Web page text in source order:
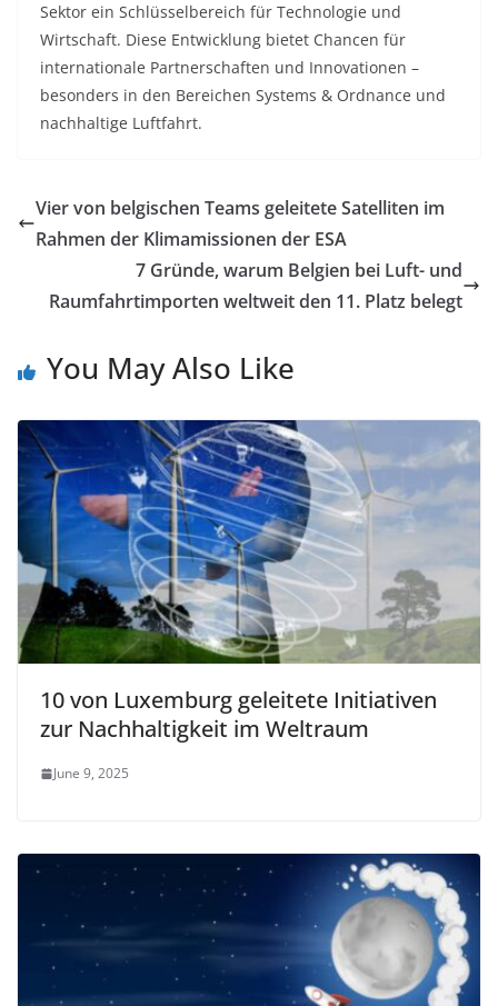
Sektor ein Schlüsselbereich für Technologie und
Wirtschaft. Diese Entwicklung bietet Chancen für
internationale Partnerschaften und Innovationen –
besonders in den Bereichen Systems & Ordnance und
nachhaltige Luftfahrt.
Vier von belgischen Teams geleitete Satelliten im
Rahmen der Klimamissionen der ESA
7 Gründe, warum Belgien bei Luft- und
Raumfahrtimporten weltweit den 11. Platz belegt
You May Also Like
10 von Luxemburg geleitete Initiativen
zur Nachhaltigkeit im Weltraum
June 9, 2025